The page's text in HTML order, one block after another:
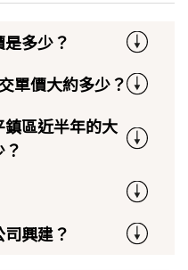
多少？
單價大約多少？
區近半年的大
興建？